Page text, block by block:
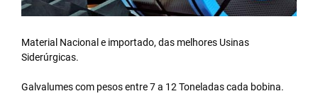
Material Nacional e importado, das melhores Usinas
Siderúrgicas.
Galvalumes com pesos entre 7 a 12 Toneladas cada bobina.